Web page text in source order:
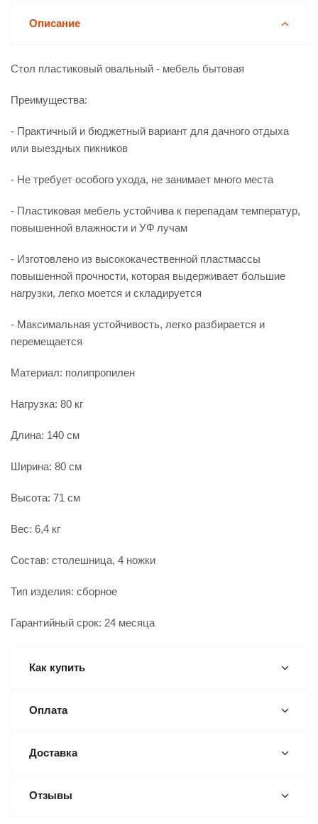
Описание
Стол пластиковый овальный - мебель бытовая
Преимущества:
- Практичный и бюджетный вариант для дачного отдыха
или выездных пикников
- Не требует особого ухода, не занимает много места
- Пластиковая мебель устойчива к перепадам температур,
повышенной влажности и УФ лучам
- Изготовлено из высококачественной пластмассы
повышенной прочности, которая выдерживает большие
нагрузки, легко моется и складируется
- Максимальная устойчивость, легко разбирается и
перемещается
Материал: полипропилен
Нагрузка: 80 кг
Длина: 140 см
Ширина: 80 см
Высота: 71 см
Вес: 6,4 кг
Состав: столешница, 4 ножки
Тип изделия: сборное
Гарантийный срок: 24 месяца
Как купить
Оплата
Доставка
Отзывы